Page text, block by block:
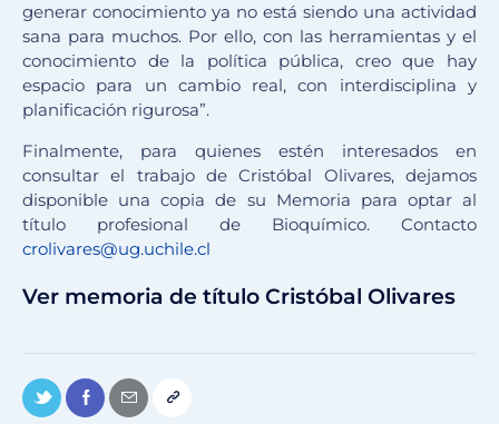
generar conocimiento ya no está siendo una actividad
sana para muchos. Por ello, con las herramientas y el
conocimiento de la política pública, creo que hay
espacio para un cambio real, con interdisciplina y
planificación rigurosa”.
Finalmente, para quienes estén interesados en
consultar el trabajo de Cristóbal Olivares, dejamos
disponible una copia de su Memoria para optar al
título profesional de Bioquímico. Contacto
crolivares@ug.uchile.cl
Ver memoria de título Cristóbal Olivares